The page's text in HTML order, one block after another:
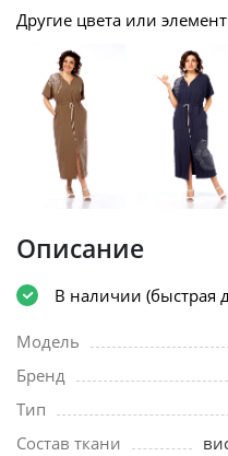
Другие цвета или
Описание
В наличии (быстрая
Модель
Бренд
Тип
Состав ткани